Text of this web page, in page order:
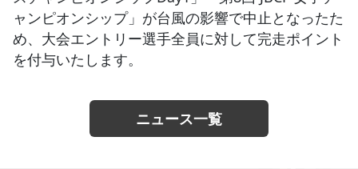
JBCF ROAD SERIESとは
ャンピオンシップ」が台風の影響で中止となったた
め、大会エントリー選手全員に対して完走ポイント
を付与いたします。
ニュース一覧